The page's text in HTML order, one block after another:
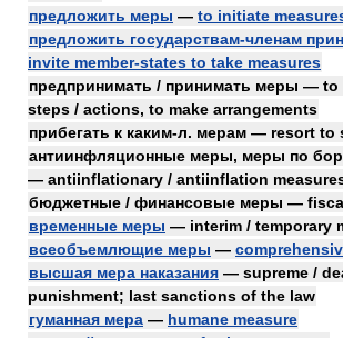
предложить меры — to initiate
предложить государствам-членам
invite member-states to take measures
предпринимать / принимать меры — to
steps / actions, to make arrangements
прибегать к каким-л. мерам — resort to
антиинфляционные меры, меры по
— antiinflationary / antiinflation
бюджетные / финансовые меры —
временные меры — interim / temporary
всеобъемлющие меры —
высшая мера наказания — supreme /
punishment; last sanctions of the law
гуманная мера — humane measure